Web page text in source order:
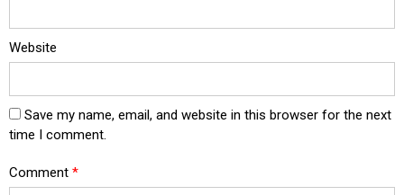
Website
Save my name, email, and website in this browser for the next
time I comment.
Comment *